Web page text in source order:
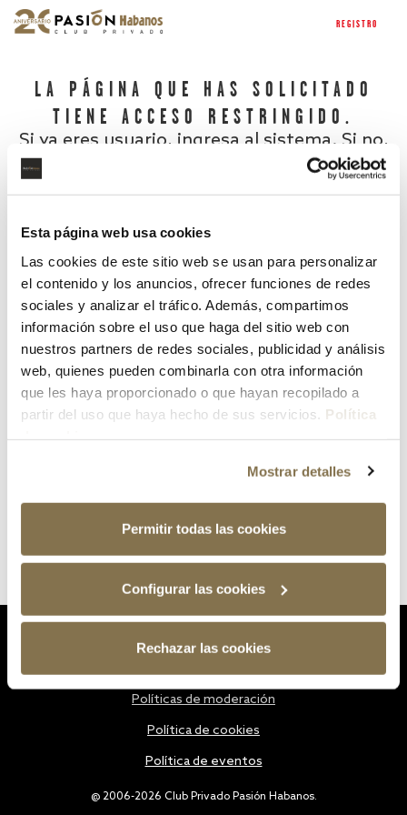
Esta página web usa cookies
Las cookies de este sitio web se usan para personalizar
el contenido y los anuncios, ofrecer funciones de redes
sociales y analizar el tráfico. Además, compartimos
información sobre el uso que haga del sitio web con
nuestros partners de redes sociales, publicidad y análisis
web, quienes pueden combinarla con otra información
que les haya proporcionado o que hayan recopilado a
partir del uso que haya hecho de sus servicios. Política
Mostrar detalles
Permitir todas las cookies
Configurar las cookies
Rechazar las cookies
REGISTRO
LA PÁGINA QUE HAS SOLICITADO
TIENE ACCESO RESTRINGIDO.
Si ya eres usuario, ingresa al sistema. Si no,
¿Has olvidado tu contraseña?
@ 2006-2026 Club Privado Pasión Habanos.
Políticas de moderación
Política de cookies
Política de eventos